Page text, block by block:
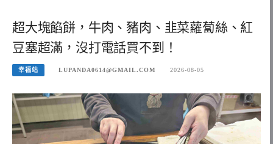
超大塊餡餅，牛肉、豬肉、韭菜蘿蔔絲、紅
豆塞超滿，沒打電話買不到！
幸福站 LUPANDA0614@GMAIL.COM 2026-08-05